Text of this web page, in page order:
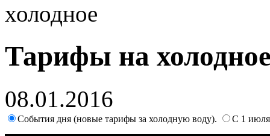
холодное
Тарифы на
08.01.2016
События дня (новые тарифы за холодную воду). С 1 июля